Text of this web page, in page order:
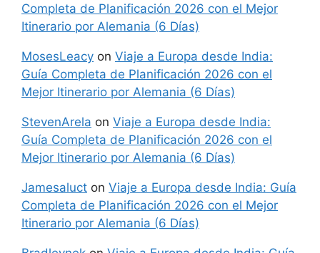
Completa de Planificación 2026 con el Mejor
Itinerario por Alemania (6 Días)
MosesLeacy on Viaje a Europa desde India:
Guía Completa de Planificación 2026 con el
Mejor Itinerario por Alemania (6 Días)
StevenArela on Viaje a Europa desde India:
Guía Completa de Planificación 2026 con el
Mejor Itinerario por Alemania (6 Días)
Jamesaluct on Viaje a Europa desde India: Guía
Completa de Planificación 2026 con el Mejor
Itinerario por Alemania (6 Días)